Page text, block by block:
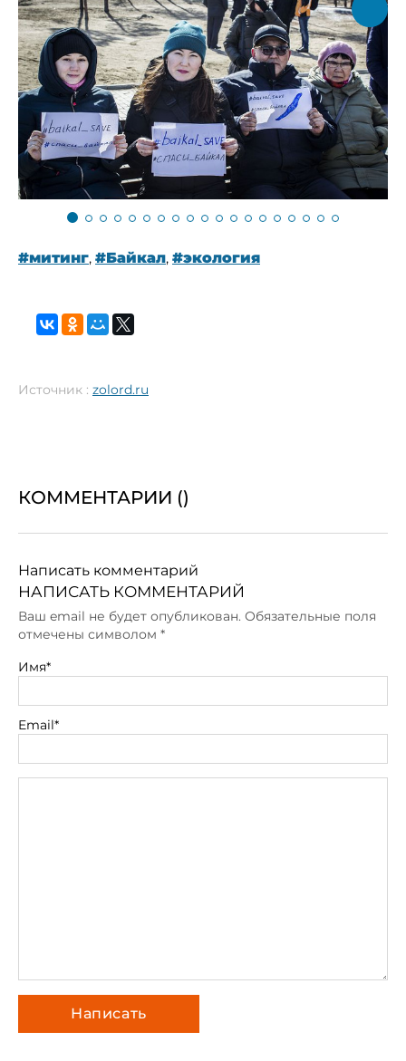
#митинг, #Байкал, #экология
Источник : zolord.ru
КОММЕНТАРИИ ()
Написать комментарий
НАПИСАТЬ КОММЕНТАРИЙ
Ваш email не будет опубликован. Обязательные поля
отмечены символом *
Имя*
Email*